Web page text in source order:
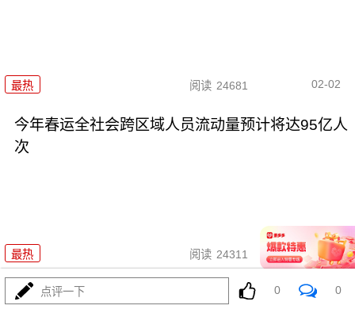
最热 阅读 24681 02-02
今年春运全社会跨区域人员流动量预计将达95亿人
次
最热 阅读 24311 01-30
两部门：全面推行急难事项“小额
点评一下 0 0